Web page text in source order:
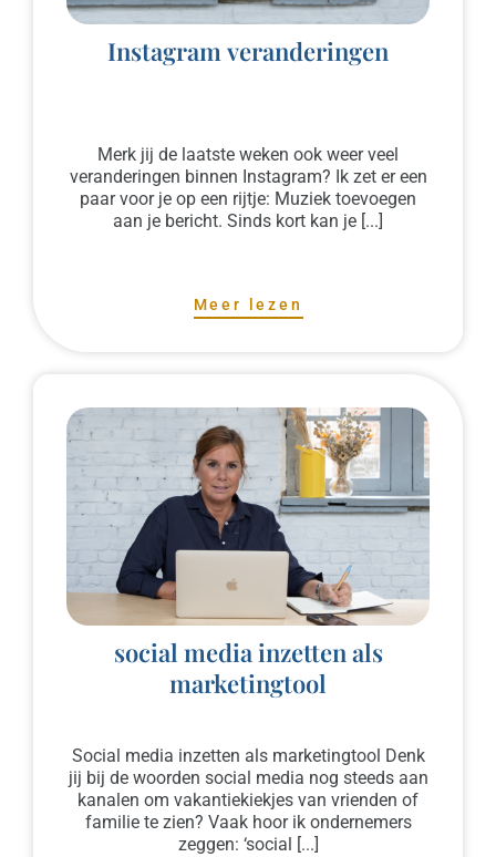
Instagram veranderingen
Merk jij de laatste weken ook weer veel
veranderingen binnen Instagram? Ik zet er een
paar voor je op een rijtje: Muziek toevoegen
aan je bericht. Sinds kort kan je [...]
Meer lezen
social media inzetten als
marketingtool
Social media inzetten als marketingtool Denk
jij bij de woorden social media nog steeds aan
kanalen om vakantiekiekjes van vrienden of
familie te zien? Vaak hoor ik ondernemers
zeggen: ‘social [...]